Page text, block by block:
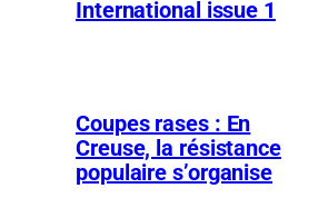
International issue 1
Coupes rases : En
Creuse, la résistance
populaire s’organise